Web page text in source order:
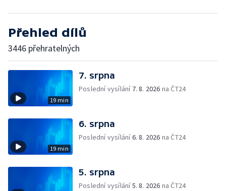
Přehled dílů
3446 přehratelných
19 min
7. srpna
Poslední vysílání 7. 8. 2026 na ČT24
19 min
6. srpna
Poslední vysílání6. 8. 2026 na ČT24
5. srpna
Poslední vysílání5. 8. 2026 na ČT24